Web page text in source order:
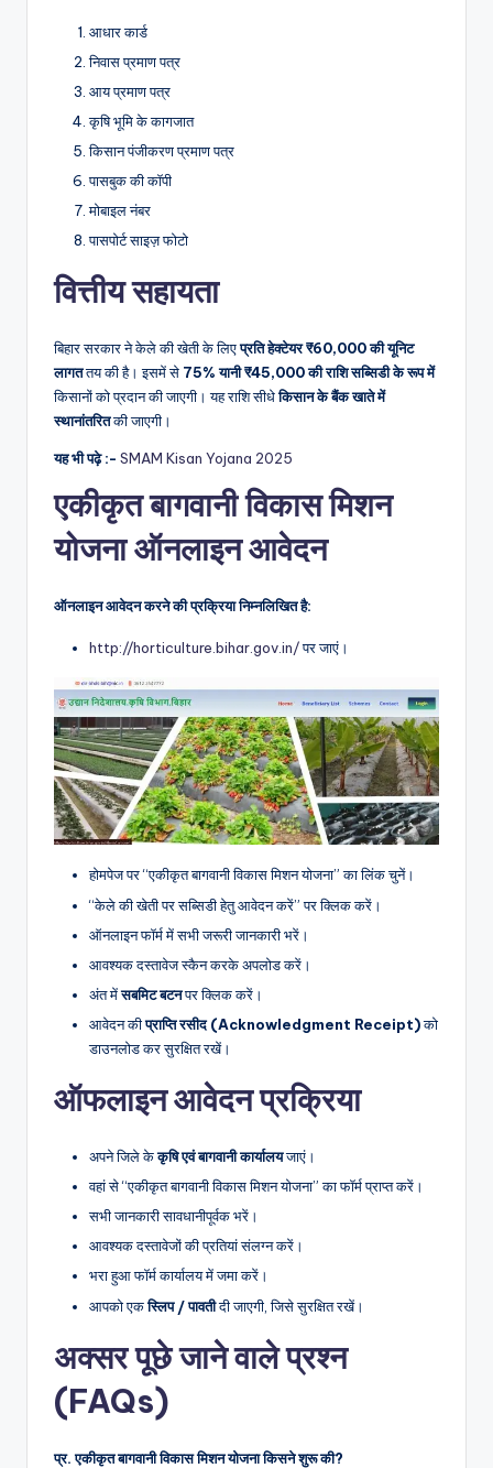
आधार कार्ड
निवास प्रमाण पत्र
आय प्रमाण पत्र
कृषि भूमि के कागजात
किसान पंजीकरण प्रमाण पत्र
पासबुक की कॉपी
मोबाइल नंबर
पासपोर्ट साइज़ फोटो
वित्तीय सहायता
बिहार सरकार ने केले की खेती के लिएप्रति हेक्टेयर ₹60,000 की यूनिट
लागततय की है। इसमें से 75% यानी ₹45,000 की राशि सब्सिडी के रूप में
किसानों को प्रदान की जाएगी। यह राशि सीधेकिसान के बैंक खाते में
स्थानांतरितकी जाएगी।
यह भी पढ़े :- SMAM Kisan Yojana 2025
एकीकृत बागवानी विकास मिशन
योजना ऑनलाइन आवेदन
ऑनलाइन आवेदन करने की प्रक्रिया निम्नलिखित है:
http://horticulture.bihar.gov.in/पर जाएं।
होमपेज पर “एकीकृत बागवानी विकास मिशन योजना” का लिंक चुनें।
“केले की खेती पर सब्सिडी हेतु आवेदन करें” पर क्लिक करें।
ऑनलाइन फॉर्म में सभी जरूरी जानकारी भरें।
आवश्यक दस्तावेज स्कैन करके अपलोड करें।
अंत मेंसबमिट बटनपर क्लिक करें।
आवेदन कीप्राप्ति रसीद (Acknowledgment Receipt)को
डाउनलोड कर सुरक्षित रखें।
ऑफलाइन आवेदन प्रक्रिया
अपने जिले केकृषि एवं बागवानी कार्यालयजाएं।
वहां से “एकीकृत बागवानी विकास मिशन योजना” का फॉर्म प्राप्त करें।
सभी जानकारी सावधानीपूर्वक भरें।
आवश्यक दस्तावेजों की प्रतियां संलग्न करें।
भरा हुआ फॉर्म कार्यालय में जमा करें।
आपको एकस्लिप / पावतीदी जाएगी, जिसे सुरक्षित रखें।
अक्सर पूछे जाने वाले प्रश्न
(FAQs)
प्र. एकीकृत बागवानी विकास मिशन योजना किसने शुरू की?